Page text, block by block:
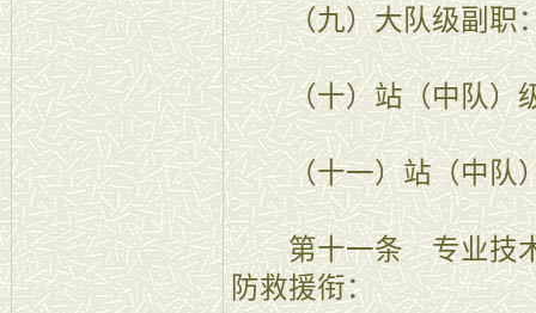
（九）大队级副职：
（十）站（中队）级
（十一）站（中队）
第十一条 专业技术
防救援衔：